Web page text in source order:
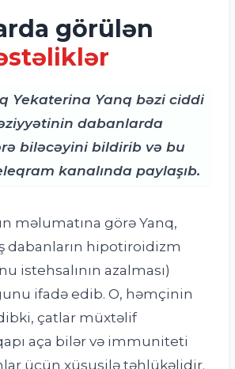
görülən
Yekaterina Yanq bəzi ciddi
dabanlarda
biləcəyini bildirib və bu
kanalında paylaşıb.
ın məlumatına görə Yanq,
dabanların hipotiroidizm
istehsalının azalması)
ifadə edib. O, həmçinin
çatlar müxtəlif
aça bilər və immuniteti
üçün xüsusilə təhlükəlidir.